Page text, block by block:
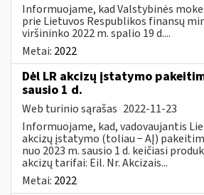
Informuojame, kad Valstybinės
prie Lietuvos Respublikos finansų
viršininko 2022 m. spalio 19 d....
Metai: 2022
Dėl LR akcizų įstatymo
sausio 1 d.
Web turinio sąrašas 2022-11-23
Informuojame, kad, vadovaujantis
akcizų įstatymo (toliau − AĮ)
nuo 2023 m. sausio 1 d. keičiasi
akcizų tarifai: Eil. Nr. Akcizais...
Metai: 2022